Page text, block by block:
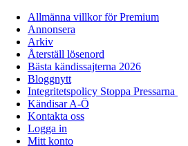
Allmänna villkor för Premium
Annonsera
Arkiv
Återställ lösenord
Bästa kändissajterna 2026
Bloggnytt
Integritetspolicy Stoppa Pressarna
Kändisar A-Ö
Kontakta oss
Logga in
Mitt konto